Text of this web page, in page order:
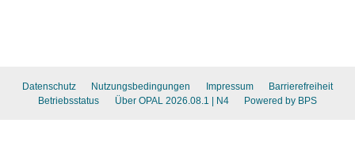
Datenschutz Nutzungsbedingungen Impressum
Barrierefreiheit
Betriebsstatus
Über OPAL 2026.08.1 | N4 Powered by BPS